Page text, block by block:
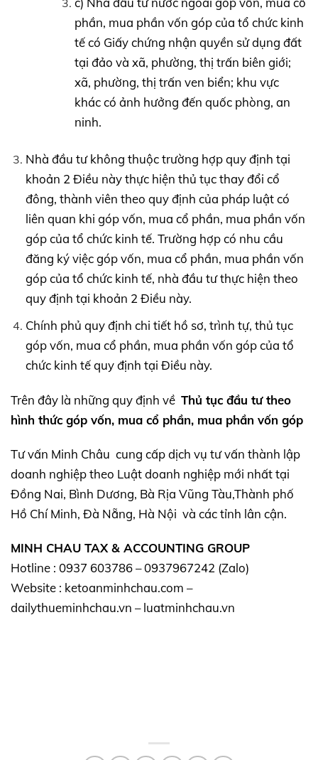
phần, mua phần vốn góp của tổ chức kinh
tế có Giấy chứng nhận quyền sử dụng đất
tại đảo và xã, phường, thị trấn biên giới;
xã, phường, thị trấn ven biển; khu vực
khác có ảnh hưởng đến quốc phòng, an
ninh.
Nhà đầu tư không thuộc trường hợp quy định tại
khoản 2 Điều này thực hiện thủ tục thay đổi cổ
đông, thành viên theo quy định của pháp luật có
liên quan khi góp vốn, mua cổ phần, mua phần vốn
góp của tổ chức kinh tế. Trường hợp có nhu cầu
đăng ký việc góp vốn, mua cổ phần, mua phần vốn
góp của tổ chức kinh tế, nhà đầu tư thực hiện theo
quy định tại khoản 2 Điều này.
Chính phủ quy định chi tiết hồ sơ, trình tự, thủ tục
góp vốn, mua cổ phần, mua phần vốn góp của tổ
chức kinh tế quy định tại Điều này.
Trên đây là những quy định về Thủ tục đầu tư theo
hình thức góp vốn, mua cổ phần, mua phần vốn góp
Tư vấn Minh Châu cung cấp dịch vụ tư vấn thành lập
doanh nghiệp theo Luật doanh nghiệp mới nhất tại
Đồng Nai, Bình Dương, Bà Rịa Vũng Tàu,Thành phố
Hồ Chí Minh, Đà Nẵng, Hà Nội và các tỉnh lân cận.
MINH CHAU TAX & ACCOUNTING GROUP
Hotline : 0937 603786 – 0937967242 (Zalo)
Website : ketoanminhchau.com –
dailythueminhchau.vn – luatminhchau.vn